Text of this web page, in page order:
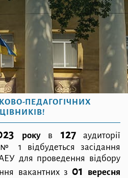
ПЕДАГОГІЧНИХ
рокув 127аудиторії
№ 1 відбудеться засідання
для проведення відбору
вакантних з 01 вересня